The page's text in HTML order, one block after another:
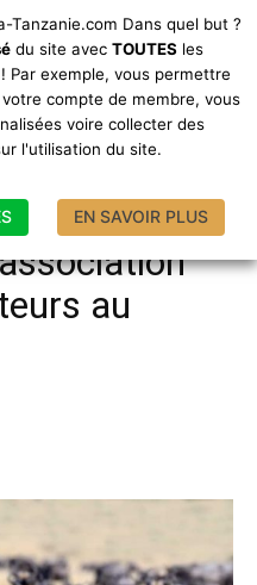
Tanzanie.com
de ces contrées
au
Tanzanie.com Dans quel but ?
du site avec TOUTESles
Par exemple, vous permettre
compte de membre, vous
voire collecter des
l'utilisation du site.
EN SAVOIR PLUS